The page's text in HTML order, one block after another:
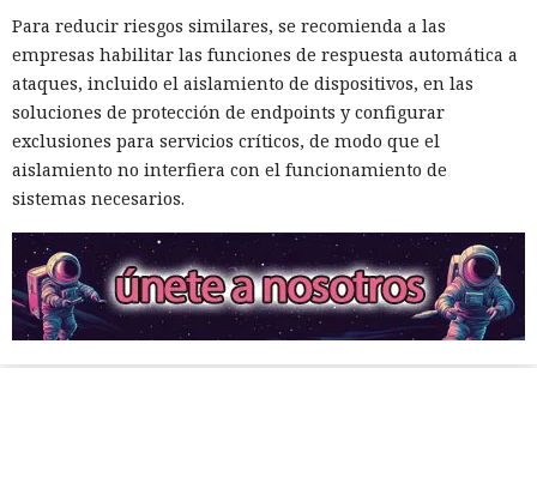
Para reducir riesgos similares, se recomienda a las
empresas habilitar las funciones de respuesta automática a
ataques, incluido el aislamiento de dispositivos, en las
soluciones de protección de endpoints y configurar
exclusiones para servicios críticos, de modo que el
aislamiento no interfiera con el funcionamiento de
sistemas necesarios.